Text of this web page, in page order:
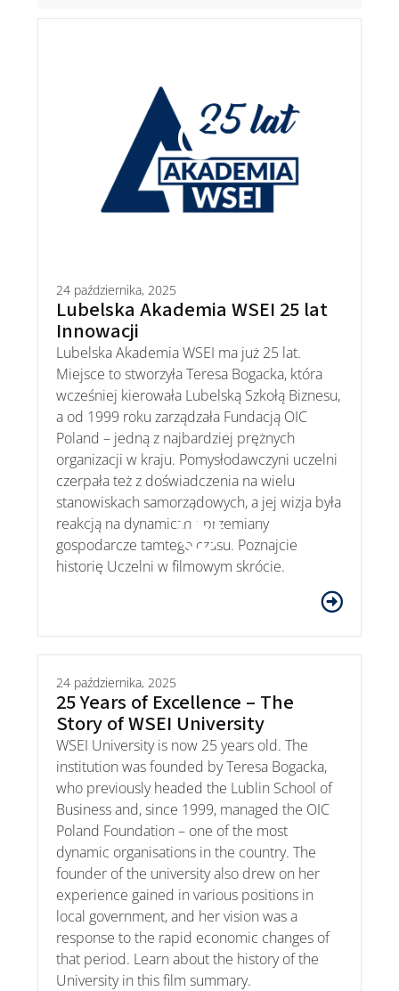
24 października, 2025
Lubelska Akademia WSEI 25 lat
Innowacji
Lubelska Akademia WSEI ma już 25 lat.
Miejsce to stworzyła Teresa Bogacka, która
wcześniej kierowała Lubelską Szkołą Biznesu,
a od 1999 roku zarządzała Fundacją OIC
Poland – jedną z najbardziej prężnych
organizacji w kraju. Pomysłodawczyni uczelni
czerpała też z doświadczenia na wielu
stanowiskach samorządowych, a jej wizja była
reakcją na dynamiczne przemiany
gospodarcze tamtego czasu. Poznajcie
historię Uczelni w filmowym skrócie.
24 października, 2025
25 Years of Excellence – The
Story of WSEI University
WSEI University is now 25 years old. The
institution was founded by Teresa Bogacka,
who previously headed the Lublin School of
Business and, since 1999, managed the OIC
Poland Foundation – one of the most
dynamic organisations in the country. The
founder of the university also drew on her
experience gained in various positions in
local government, and her vision was a
response to the rapid economic changes of
that period. Learn about the history of the
University in this film summary.